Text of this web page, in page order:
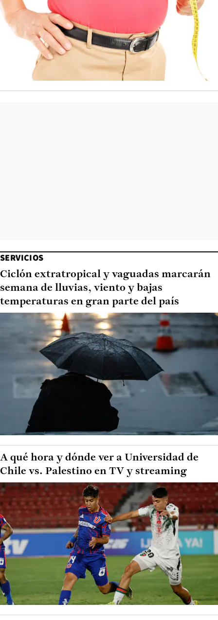
SERVICIOS
Ciclón extratropical y vaguadas marcarán
semana de lluvias, viento y bajas
temperaturas en gran parte del país
A qué hora y dónde ver a Universidad de
Chile vs. Palestino en TV y streaming